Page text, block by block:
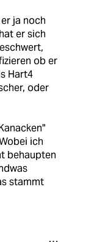
ja noch
er sich
ob er
Hart4
oder
ich
behaupten
stammt